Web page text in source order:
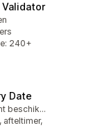
Validator
240+
Date
Gratis abonnement beschikbaar
afteltimer,